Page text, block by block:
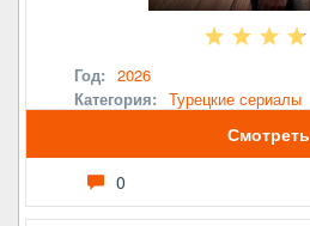
Год: 2026
Категория: Турецкие сериалы
Смотреть
0